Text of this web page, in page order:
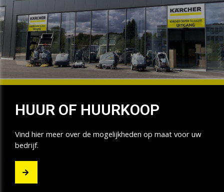
HUUR OF HUURKOOP
Vind hier meer over de mogelijkheden op maat voor uw
bedrijf.